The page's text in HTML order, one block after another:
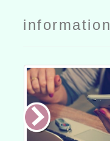
information